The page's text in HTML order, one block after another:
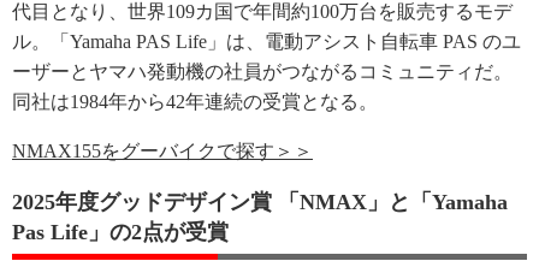
代目となり、世界109カ国で年間約100万台を販売するモデ
ル。「Yamaha PAS Life」は、電動アシスト自転車 PAS のユ
ーザーとヤマハ発動機の社員がつながるコミュニティだ。
同社は1984年から42年連続の受賞となる。
NMAX155をグーバイクで探す＞＞
2025年度グッドデザイン賞 「NMAX」と「Yamaha
Pas Life」の2点が受賞